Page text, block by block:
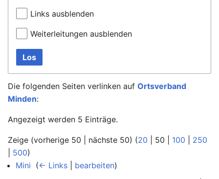
Links ausblenden
Weiterleitungen ausblenden
Los
Die folgenden Seiten verlinken auf Ortsverband
Minden:
Angezeigt werden 5 Einträge.
Zeige (vorherige 50 nächste 50) (20 50 100
250
500)
Mini (← Links bearbeiten)